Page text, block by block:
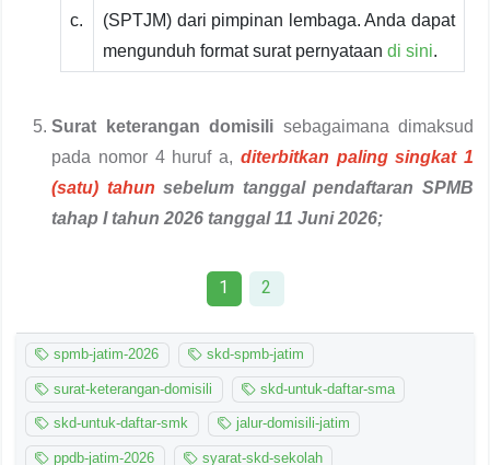
c.
(SPTJM) dari pimpinan lembaga. Anda dapat
mengunduh format surat pernyataan di sini.
Surat keterangan domisili sebagaimana dimaksud
pada nomor 4 huruf a, diterbitkan paling singkat 1
(satu) tahun sebelum tanggal pendaftaran SPMB
tahap I tahun 2026 tanggal 11 Juni 2026;
1 2
spmb-jatim-2026 skd-spmb-jatim
surat-keterangan-domisili skd-untuk-daftar-sma
skd-untuk-daftar-smk jalur-domisili-jatim
ppdb-jatim-2026 syarat-skd-sekolah